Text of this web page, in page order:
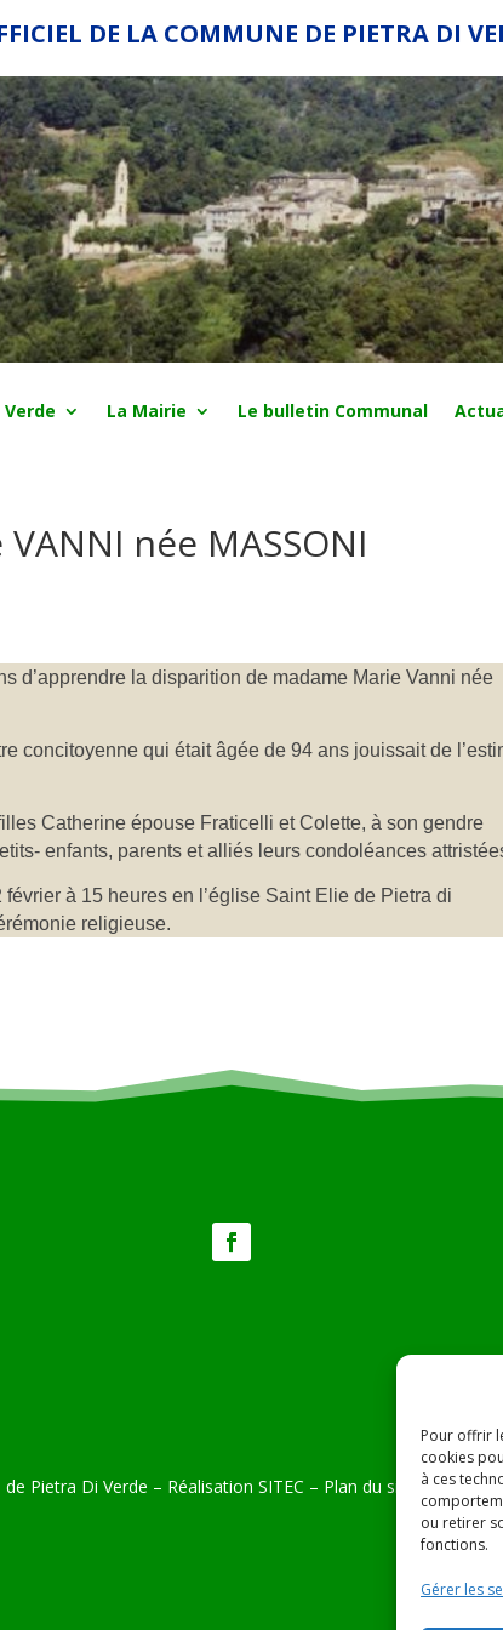
Pour offrir
cookies
à ces
ou retirer
fonctions.
Gérer les
DE LA COMMUNE DE PIETRA DI
La Mairie Le bulletin Communal
née MASSONI
d’apprendre la disparition de madame Marie Vanni née
concitoyenne qui était âgée de 94 ans jouissait de
Catherine épouse Fraticelli et Colette, à son gendre
enfants, parents et alliés leurs condoléances
à 15 heures en l’église Saint Elie de Pietra di
religieuse.
Pietra Di Verde – Réalisation SITEC – Plan du site –